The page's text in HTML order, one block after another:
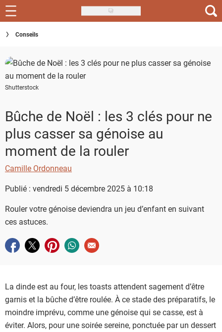
Skip
to
main
Recettes
Inspirations
Conseils
Actus
Téléchargez l'app Saveurs Recettes
Guide d'achat
Conseils
Shutterstock
Bûche de Noël : les 3 clés pour ne
plus casser sa génoise au
moment de la rouler
Camille Ordonneau
Publié : vendredi 5 décembre 2025 à 10:18
Rouler votre génoise deviendra un jeu d’enfant en suivant
ces astuces.
Partager sur facebook
Partager sur twitter
Partager sur pinterest
Partager sur whatsapp
Envoyer à un ami
La dinde est au four, les toasts attendent sagement d’être
garnis et la bûche d’être roulée. À ce stade des préparatifs, le
moindre imprévu, comme une génoise qui se casse, est à
éviter. Alors, pour une soirée sereine, ponctuée par un dessert